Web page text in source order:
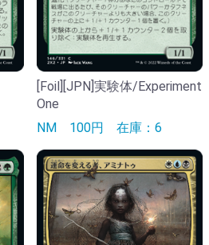
[Foil][JPN]実験体/Experiment
One
NM 100円 在庫：6